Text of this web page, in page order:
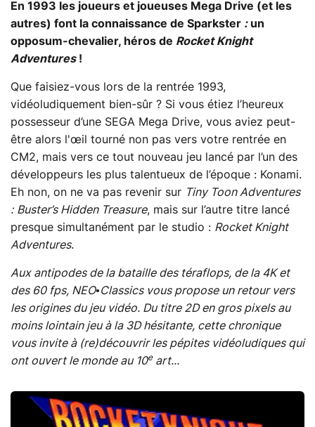
En 1993 les joueurs et joueuses Mega Drive (et les
autres) font la connaissance de Sparkster :un
opposum-chevalier, héros de Rocket Knight
Adventures!
Que faisiez-vous lors de la rentrée 1993,
vidéoludiquement bien-sûr ? Si vous étiez l’heureux
possesseur d’une SEGA Mega Drive, vous aviez peut-
être alors l'œil tourné non pas vers votre rentrée en
CM2, mais vers ce tout nouveau jeu lancé par l’un des
développeurs les plus talentueux de l’époque : Konami.
Eh non, on ne va pas revenir sur Tiny Toon Adventures
: Buster’s Hidden Treasure, mais sur l’autre titre lancé
presque simultanément par le studio : Rocket Knight
Adventures.
Aux antipodes de la bataille des téraflops, de la 4K et
des 60 fps, NEO•Classics vous propose un retour vers
les origines du jeu vidéo. Du titre 2D en gros pixels au
moins lointain jeu à la 3D hésitante, cette chronique
vous invite à (re)découvrir les pépites vidéoludiques qui
ont ouvert le monde au 10eart...